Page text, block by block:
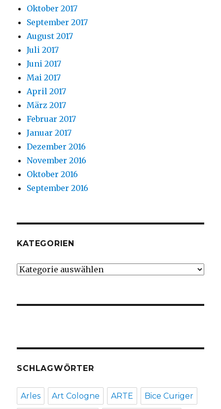
Oktober 2017
September 2017
August 2017
Juli 2017
Juni 2017
Mai 2017
April 2017
März 2017
Februar 2017
Januar 2017
Dezember 2016
November 2016
Oktober 2016
September 2016
KATEGORIEN
Kategorien
SCHLAGWÖRTER
Arles Art Cologne ARTE Bice Curiger